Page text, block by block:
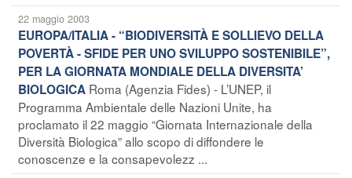
22 maggio 2003
EUROPA/ITALIA - “BIODIVERSITÀ E SOLLIEVO DELLA
POVERTÀ - SFIDE PER UNO SVILUPPO SOSTENIBILE”,
PER LA GIORNATA MONDIALE DELLA DIVERSITA’
BIOLOGICA Roma (Agenzia Fides) - L’UNEP, il
Programma Ambientale delle Nazioni Unite, ha
proclamato il 22 maggio “Giornata Internazionale della
Diversità Biologica” allo scopo di diffondere le
conoscenze e la consapevolezz ...